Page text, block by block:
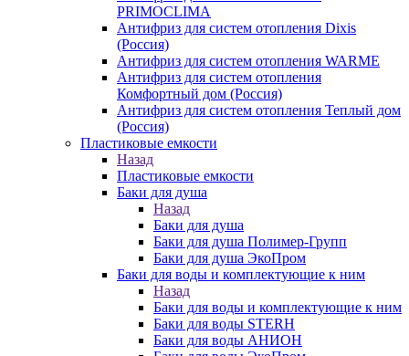
PRIMOCLIMA
Антифриз для систем отопления Dixis
(Россия)
Антифриз для систем отопления WARME
Антифриз для систем отопления
Комфортный дом (Россия)
Антифриз для систем отопления Теплый дом
(Россия)
Пластиковые емкости
Назад
Пластиковые емкости
Баки для душа
Назад
Баки для душа
Баки для душа Полимер-Групп
Баки для душа ЭкоПром
Баки для воды и комплектующие к ним
Назад
Баки для воды и комплектующие к ним
Баки для воды STERH
Баки для воды АНИОН